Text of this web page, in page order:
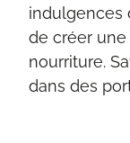
indulgences
de créer
nourriture.
dans des